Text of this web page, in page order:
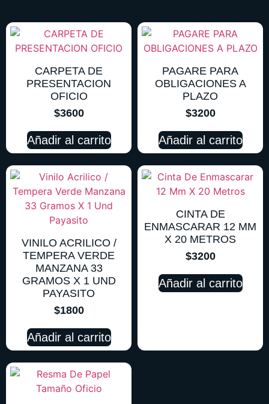
CARPETA DE
PRESENTACION
OFICIO
$3600
Añadir al carrito
PAGARE PARA
OBLIGACIONES A
PLAZO
$3200
Añadir al carrito
VINILO ACRILICO /
TEMPERA VERDE
MANZANA 33
GRAMOS X 1 UND
PAYASITO
$1800
Añadir al carrito
CINTA DE
ENMASCARAR 12 MM
X 20 METROS
$3200
Añadir al carrito